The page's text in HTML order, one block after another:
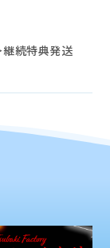
継続特典発送